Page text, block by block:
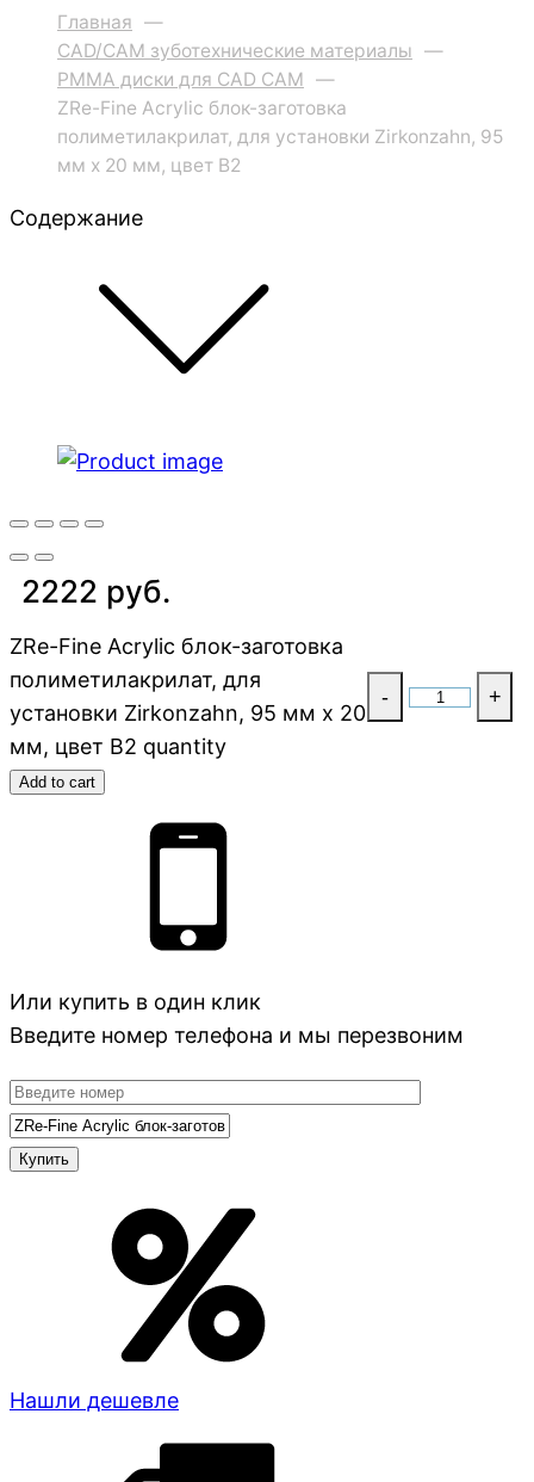
Главная —
CAD/CAM зуботехнические материалы —
PMMA диски для CAD CAM —
ZRe-Fine Acrylic блок-заготовка
полиметилакрилат, для установки Zirkonzahn, 95
мм x 20 мм, цвет B2
Содержание
2222 руб.
ZRe-Fine Acrylic блок-заготовка
полиметилакрилат, для
установки Zirkonzahn, 95 мм x 20
мм, цвет B2 quantity
- +
Add to cart
Или купить в один клик
Введите номер телефона и мы перезвоним
Нашли дешевле